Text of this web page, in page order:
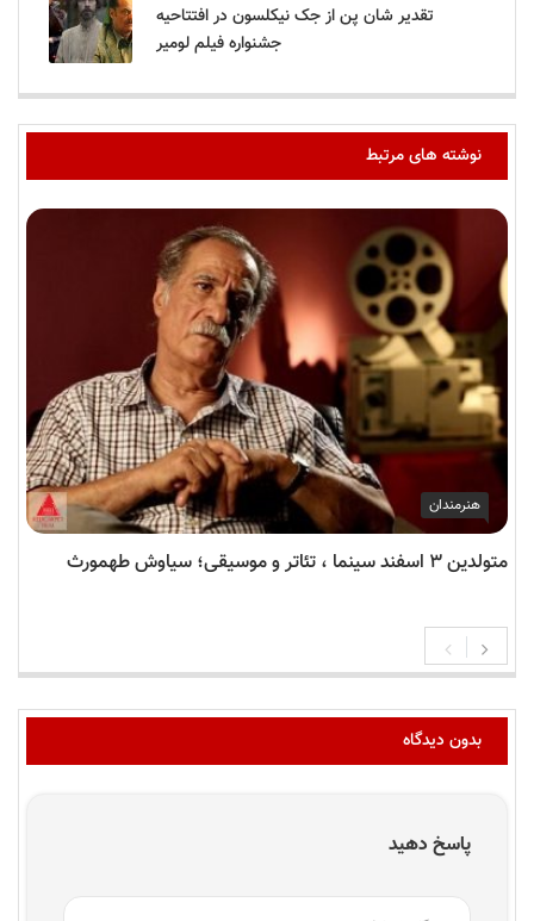
تقدیر شان پن از جک نیکلسون در افتتاحیه
جشنواره فیلم لومیر
نوشته های مرتبط
هنرمندان
متولدین ۳ اسفند سینما ، تئاتر و موسیقی؛ سیاوش طهمورث
بدون دیدگاه
پاسخ دهید